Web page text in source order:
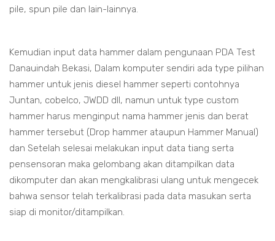
pile, spun pile dan lain-lainnya.
Kemudian input data hammer dalam pengunaan PDA Test
Danauindah Bekasi, Dalam komputer sendiri ada type pilihan
hammer untuk jenis diesel hammer seperti contohnya
Juntan, cobelco, JWDD dll, namun untuk type custom
hammer harus menginput nama hammer jenis dan berat
hammer tersebut (Drop hammer ataupun Hammer Manual)
dan Setelah selesai melakukan input data tiang serta
pensensoran maka gelombang akan ditampilkan data
dikomputer dan akan mengkalibrasi ulang untuk mengecek
bahwa sensor telah terkalibrasi pada data masukan serta
siap di monitor/ditampilkan.